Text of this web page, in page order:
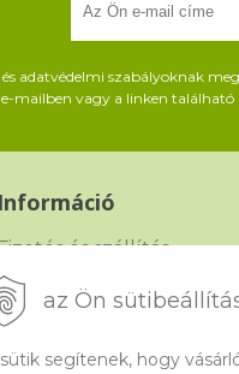
az Ön
segítenek, hogy
adatvédelmi szabályoknak
mailben vagy a linken
Információ
és szállítás
árucsere és
feltételek